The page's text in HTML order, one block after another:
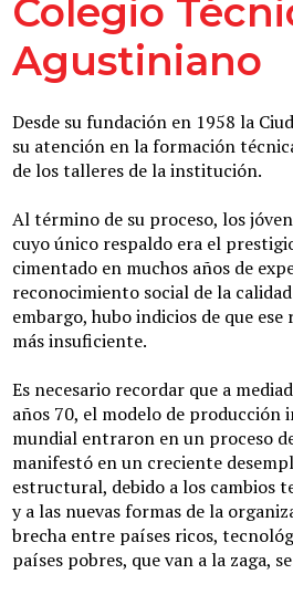
Área Administrativa
Área de Acompañamiento
Área Educativa
Área Pastoral
Área Deportiva
Área de salud y nutrición
Contacto
Colegio
Agustiniano
Desde su fundación en 1958 la
su atención en la formación
de los talleres de la institución.
Al término de su proceso, los
cuyo único respaldo era el
cimentado en muchos años de
reconocimiento social de la calidad
embargo, hubo indicios de que ese
más insuficiente.
Es necesario recordar que a
años 70, el modelo de
mundial entraron en un proceso
manifestó en un creciente
estructural, debido a los cambios
y a las nuevas formas de la
brecha entre países ricos,
países pobres, que van a la zaga,